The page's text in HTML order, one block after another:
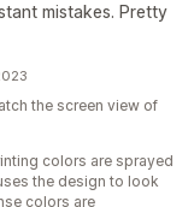
mistakes. Pretty
the screen view of
colors are sprayed
the design to look
colors are